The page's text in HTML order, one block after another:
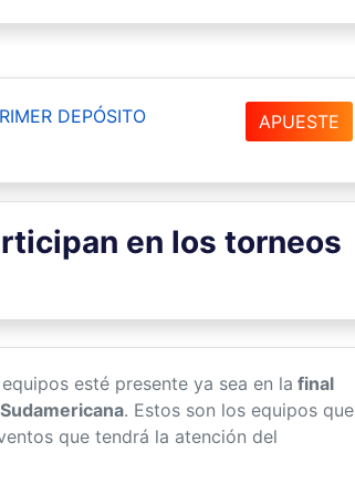
DEPÓSITO APUESTE
en los torneos
esté presente ya sea en la final
. Estos son los equipos que
que tendrá la atención del